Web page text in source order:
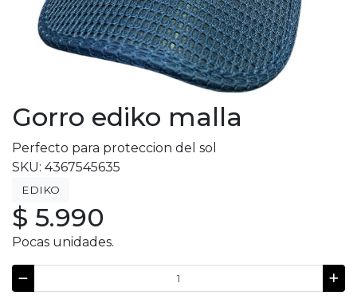
Gorro ediko malla
Perfecto para proteccion del sol
SKU: 4367545635
EDIKO
$ 5.990
Pocas unidades.